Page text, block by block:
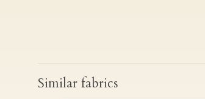
Similar fabrics